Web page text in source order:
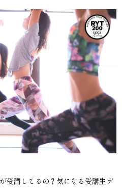
受講してるの？気になる受講生デ